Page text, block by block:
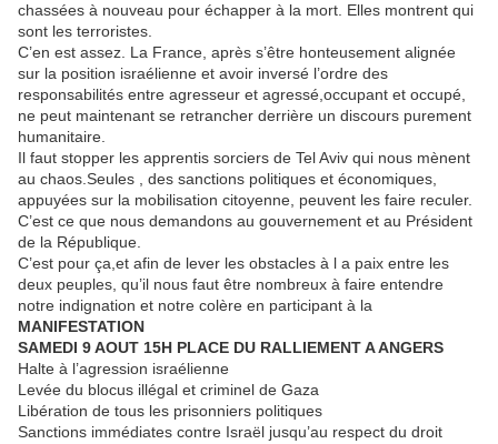
chassées à nouveau pour échapper à la mort. Elles montrent qui
sont les terroristes.
C’en est assez. La France, après s’être honteusement alignée
sur la position israélienne et avoir inversé l’ordre des
responsabilités entre agresseur et agressé,occupant et occupé,
ne peut maintenant se retrancher derrière un discours purement
humanitaire.
Il faut stopper les apprentis sorciers de Tel Aviv qui nous mènent
au chaos.Seules , des sanctions politiques et économiques,
appuyées sur la mobilisation citoyenne, peuvent les faire reculer.
C’est ce que nous demandons au gouvernement et au Président
de la République.
C’est pour ça,et afin de lever les obstacles à l a paix entre les
deux peuples, qu’il nous faut être nombreux à faire entendre
notre indignation et notre colère en participant à la
MANIFESTATION
SAMEDI 9 AOUT 15H PLACE DU RALLIEMENT A ANGERS
Halte à l’agression israélienne
Levée du blocus illégal et criminel de Gaza
Libération de tous les prisonniers politiques
Sanctions immédiates contre Israël jusqu’au respect du droit